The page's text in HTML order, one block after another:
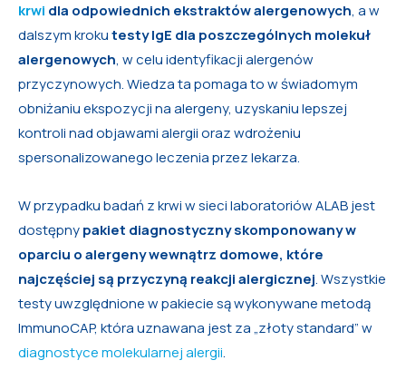
krwi dla odpowiednich ekstraktów alergenowych, a w
dalszym krokutesty IgE dla poszczególnych molekuł
alergenowych, w celu identyfikacji alergenów
przyczynowych. Wiedza ta pomaga to w świadomym
obniżaniu ekspozycji na alergeny, uzyskaniu lepszej
kontroli nad objawami alergii oraz wdrożeniu
spersonalizowanego leczenia przez lekarza.
W przypadku badań z krwi w sieci laboratoriów ALAB jest
dostępnypakiet diagnostyczny skomponowany w
oparciu o alergeny wewnątrz domowe, które
najczęściej są przyczyną reakcji alergicznej. Wszystkie
testy uwzględnione w pakiecie są wykonywane metodą
ImmunoCAP, która uznawana jest za „złoty standard” w
diagnostyce molekularnej alergii.